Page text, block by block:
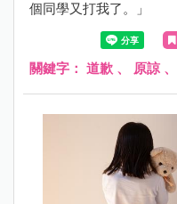
個同學又打我了。」
關鍵字： 道歉 、 原諒 、